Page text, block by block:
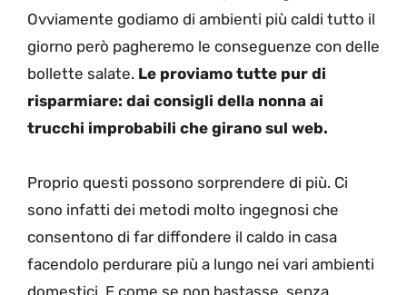
Ovviamente godiamo di ambienti più caldi tutto il
giorno però pagheremo le conseguenze con delle
bollette salate. Le proviamo tutte pur di
risparmiare: dai consigli della nonna ai
trucchi improbabili che girano sul web.
Proprio questi possono sorprendere di più. Ci
sono infatti dei metodi molto ingegnosi che
consentono di far diffondere il caldo in casa
facendolo perdurare più a lungo nei vari ambienti
domestici. E come se non bastasse, senza